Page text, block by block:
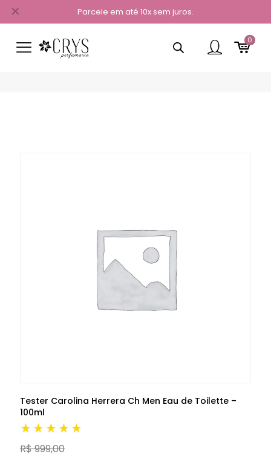
Parcele em até 10x sem juros.
✕
0
Tester Carolina Herrera Ch Men Eau de Toilette –
100ml
★★★★★
R$ 999,00